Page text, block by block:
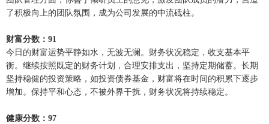
了积极向上的团队氛围，成为公司发展的中流砥柱。
财富分数：91
今日的财富运势平静如水，无波无澜。财务状况稳定，收支基本平
衡。继续按照既定的财务计划，合理安排支出，坚持定期储蓄。长期
坚持稳健的投资策略，如投资债券基金，财富将在时间的积累下逐步
增加。保持平和心态，不被外界干扰，财务状况将持续稳定。
健康分数：97